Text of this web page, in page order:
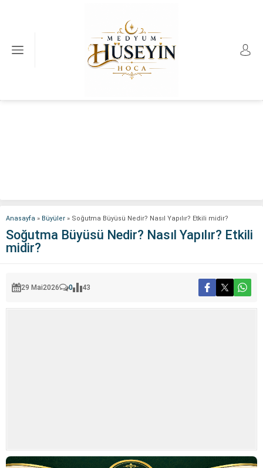
Anasayfa » Büyüler » Soğutma Büyüsü Nedir? Nasıl Yapılır? Etkili midir?
Soğutma Büyüsü Nedir? Nasıl Yapılır? Etkili
midir?
29 Mai2026 0 43